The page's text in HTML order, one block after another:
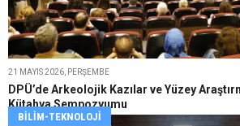
21 MAYIS 2026, PERŞEMBE
DPÜ’de Arkeolojik Kazılar ve Yüzey
Kütahya Sempozyumu
BILIM-TEKNOLOJI